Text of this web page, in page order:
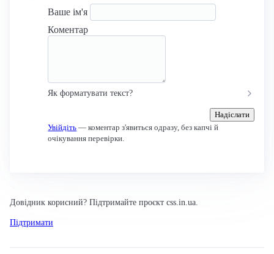
Ваше ім'я
Коментар
Як форматувати текст?
Надіслати
Увійдіть — коментар з'явиться одразу, без капчі й
очікування перевірки.
Довідник корисний? Підтримайте проєкт css.in.ua.
Підтримати